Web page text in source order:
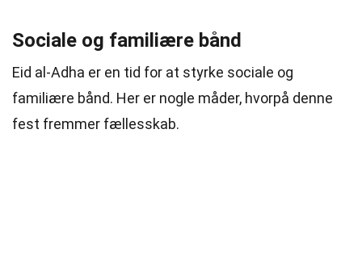
Sociale og familiære bånd
Eid al-Adha er en tid for at styrke sociale og
familiære bånd. Her er nogle måder, hvorpå denne
fest fremmer fællesskab.